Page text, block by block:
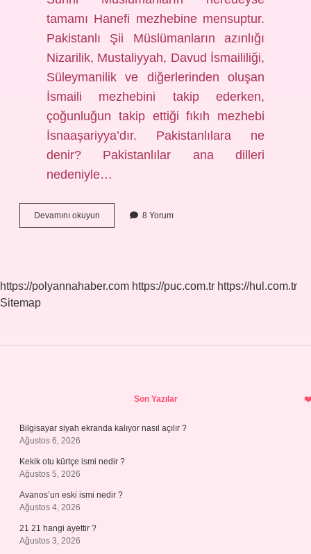
tamamı Hanefi mezhebine mensuptur.
Pakistanlı Şii Müslümanların azınlığı
Nizarilik, Mustaliyyah, Davud İsmaililiği,
Süleymanilik ve diğerlerinden oluşan
İsmaili mezhebini takip ederken,
çoğunluğun takip ettiği fıkıh mezhebi
İsnaaşariyya’dır. Pakistanlılara ne
denir? Pakistanlılar ana dilleri
nedeniyle…
Devamını okuyun Pakistan
Milliyeti
8 Yorum
https://polyannahaber.com https://puc.com.tr https://hul.com.tr
Sitemap
Son Yazılar
Bilgisayar siyah ekranda kalıyor nasıl açılır ?
Ağustos 6, 2026
Kekik otu kürtçe ismi nedir ?
Ağustos 5, 2026
Avanos’un eski ismi nedir ?
Ağustos 4, 2026
21 21 hangi ayettir ?
Ağustos 3, 2026